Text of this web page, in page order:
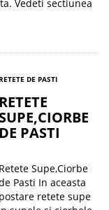
Vedeti sectiunea
DE PASTI
RETETE
SUPE,CIORBE
DE PASTI
Retete Supe,Ciorbe
Pasti In aceasta
postare retete supe